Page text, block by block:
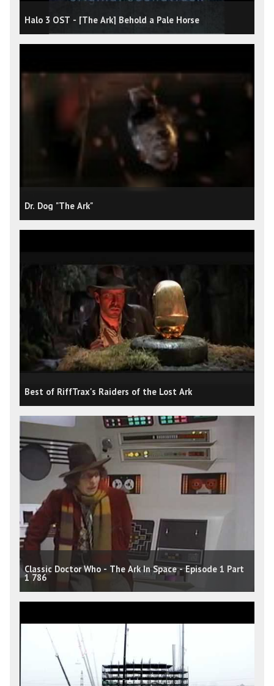
Halo 3 OST - [The Ark] Behold a Pale Horse
Dr. Dog "The Ark"
Best of RiffTrax's Raiders of the Lost Ark
Classic Doctor Who - The Ark In Space - Episode 1 Part
1 786